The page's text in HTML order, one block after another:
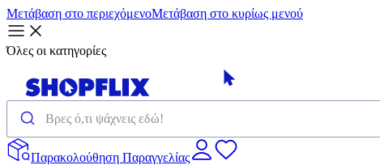
Μετάβαση στο περιεχόμενοΜετάβαση στο κυρίως μενού
Όλες οι κατηγορίες
Παρακολούθηση Παραγγελίας